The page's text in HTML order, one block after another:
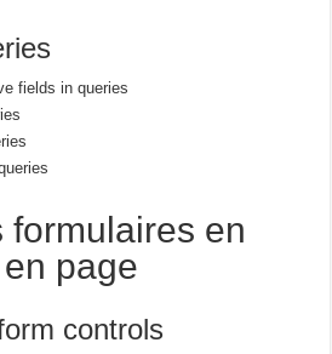
fields in queries
formulaires en
page
controls